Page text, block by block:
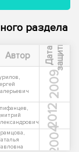
раздела
Автор Д
а
т
а
з
а
щ
и
т ы
2009
2012
2004